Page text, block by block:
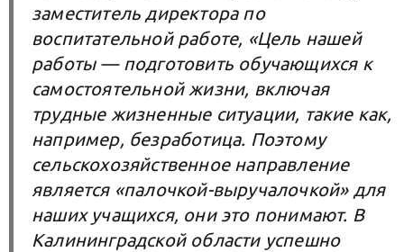
заместитель директора по
воспитательной работе, «Цель нашей
работы — подготовить обучающихся к
самостоятельной жизни, включая
трудные жизненные ситуации, такие как,
например, безработица. Поэтому
сельскохозяйственное направление
является «палочкой-выручалочкой» для
наших учащихся, они это понимают. В
Калининградской области успешно